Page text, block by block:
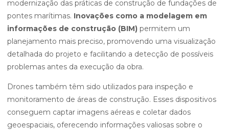
modernização das práticas de construção de fundações de
pontes marítimas. Inovações como a modelagem em
informações de construção (BIM) permitem um
planejamento mais preciso, promovendo uma visualização
detalhada do projeto e facilitando a detecção de possíveis
problemas antes da execução da obra.
Drones também têm sido utilizados para inspeção e
monitoramento de áreas de construção. Esses dispositivos
conseguem captar imagens aéreas e coletar dados
geoespaciais, oferecendo informações valiosas sobre o